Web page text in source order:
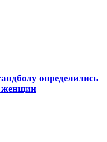
определились
женщин